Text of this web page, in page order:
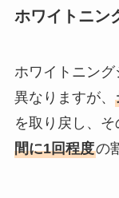
ホワイトニン
ホワイトニン
異なりますが、
を取り戻し、そ
間に1回程度の